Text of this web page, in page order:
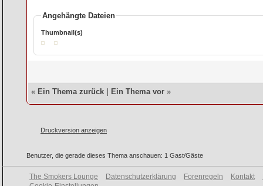
Angehängte Dateien
Thumbnail(s)
« Ein Thema zurück Ein Thema vor »
Druckversion anzeigen
Benutzer, die gerade dieses Thema anschauen: 1 Gast/Gäste
The Smokers Lounge Datenschutzerklärung Forenregeln Kontakt